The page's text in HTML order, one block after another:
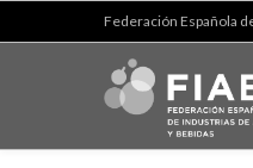
Federación Española